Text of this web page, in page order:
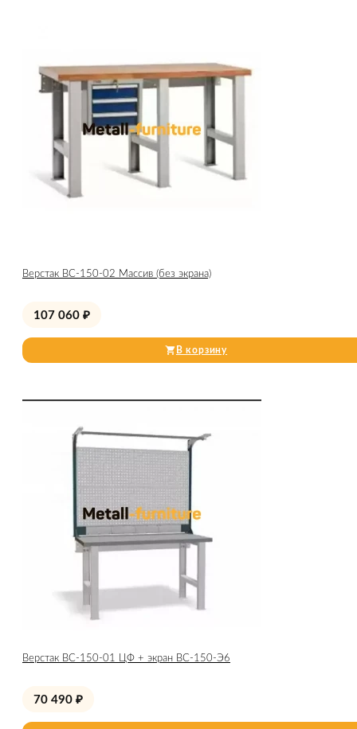
Верстак ВС-150-02 Массив (без экрана)
107 060 ₽
В корзину
Верстак ВС-150-01 ЦФ + экран ВС-150-Э6
70 490 ₽